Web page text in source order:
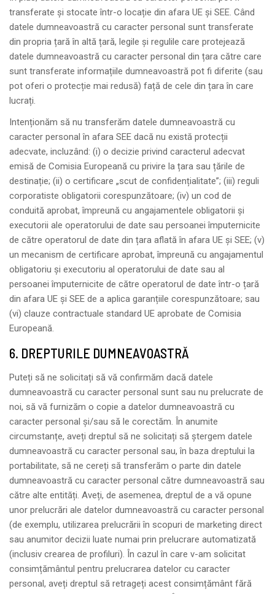
transferate și stocate într-o locație din afara UE și SEE. Când
datele dumneavoastră cu caracter personal sunt transferate
din propria țară în altă țară, legile și regulile care protejează
datele dumneavoastră cu caracter personal din țara către care
sunt transferate informațiile dumneavoastră pot fi diferite (sau
pot oferi o protecție mai redusă) față de cele din țara în care
lucrați.
Intenționăm să nu transferăm datele dumneavoastră cu
caracter personal în afara SEE dacă nu există protecții
adecvate, incluzând: (i) o decizie privind caracterul adecvat
emisă de Comisia Europeană cu privire la țara sau țările de
destinație; (ii) o certificare „scut de confidențialitate”; (iii) reguli
corporatiste obligatorii corespunzătoare; (iv) un cod de
conduită aprobat, împreună cu angajamentele obligatorii și
executorii ale operatorului de date sau persoanei împuternicite
de către operatorul de date din țara aflată în afara UE și SEE; (v)
un mecanism de certificare aprobat, împreună cu angajamentul
obligatoriu și executoriu al operatorului de date sau al
persoanei împuternicite de către operatorul de date într-o țară
din afara UE și SEE de a aplica garanțiile corespunzătoare; sau
(vi) clauze contractuale standard UE aprobate de Comisia
Europeană.
6. DREPTURILE DUMNEAVOASTRĂ
Puteți să ne solicitați să vă confirmăm dacă datele
dumneavoastră cu caracter personal sunt sau nu prelucrate de
noi, să vă furnizăm o copie a datelor dumneavoastră cu
caracter personal și/sau să le corectăm. În anumite
circumstanțe, aveți dreptul să ne solicitați să ștergem datele
dumneavoastră cu caracter personal sau, în baza dreptului la
portabilitate, să ne cereți să transferăm o parte din datele
dumneavoastră cu caracter personal către dumneavoastră sau
către alte entități. Aveți, de asemenea, dreptul de a vă opune
unor prelucrări ale datelor dumneavoastră cu caracter personal
(de exemplu, utilizarea prelucrării în scopuri de marketing direct
sau anumitor decizii luate numai prin prelucrare automatizată
(inclusiv crearea de profiluri). În cazul în care v-am solicitat
consimțământul pentru prelucrarea datelor cu caracter
personal, aveți dreptul să retrageți acest consimțământ fără